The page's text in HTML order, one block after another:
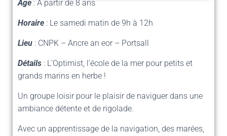
Age : A partir de 8 ans
Horaire : Le samedi matin de 9h à 12h
Lieu : CNPK – Ancre an eor – Portsall
Détails : L’Optimist, l’école de la mer pour petits et
grands marins en herbe !
Un groupe loisir pour le plaisir de naviguer dans une
ambiance détente et de rigolade.
Avec un apprentissage de la navigation, des marées,